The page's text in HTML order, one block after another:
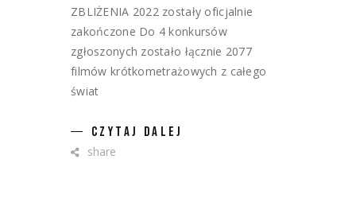
ZBLIŻENIA 2022 zostały oficjalnie
zakończone Do 4 konkursów
zgłoszonych zostało łącznie 2077
filmów krótkometrażowych z całego
świat
CZYTAJ DALEJ
share